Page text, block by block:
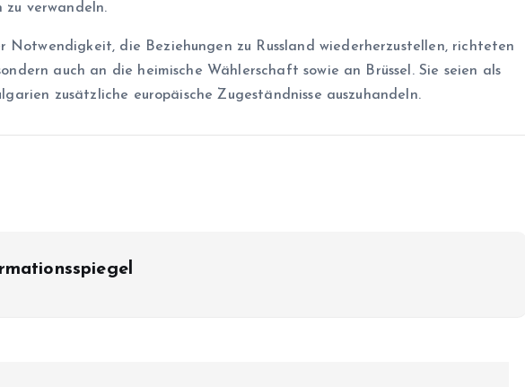
verwandeln.
Notwendigkeit, die Beziehungen zu Russland wiederherzustellen, richteten
auch an die heimische Wählerschaft sowie an Brüssel. Sie seien als
zusätzliche europäische Zugeständnisse auszuhandeln.